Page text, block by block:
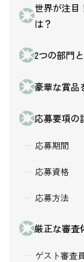
世界が注目
は？
2つの部門
豪華な賞品
応募要項の
応募期間
応募資格
応募方法
厳正な審査
ゲスト審査員